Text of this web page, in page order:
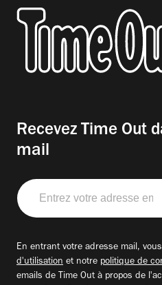
Recevez Time Out
mail
Entrez
votre
adresse
En entrant votre adresse mail,
d'utilisation et notre politique de
emails de Time Out à propos de